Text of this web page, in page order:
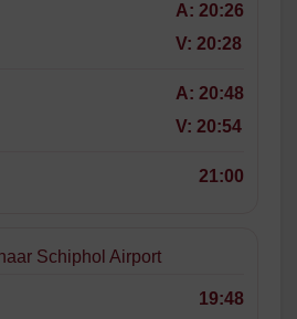
A: 20:26
V: 20:28
A: 20:48
V: 20:54
21:00
Schiphol Airport
19:48